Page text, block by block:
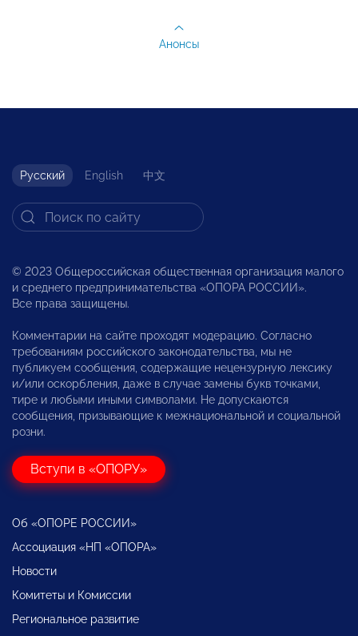
Анонсы
Русский English 中文
© 2023 Общероссийская общественная организация малого
и среднего предпринимательства «ОПОРА РОССИИ».
Все права защищены.
Комментарии на сайте проходят модерацию. Согласно
требованиям российского законодательства, мы не
публикуем сообщения, содержащие нецензурную лексику
и/или оскорбления, даже в случае замены букв точками,
тире и любыми иными символами. Не допускаются
сообщения, призывающие к межнациональной и социальной
розни.
Вступи в «ОПОРУ»
Об «ОПОРЕ РОССИИ»
Ассоциация «НП «ОПОРА»
Новости
Комитеты и Комиссии
Региональное развитие